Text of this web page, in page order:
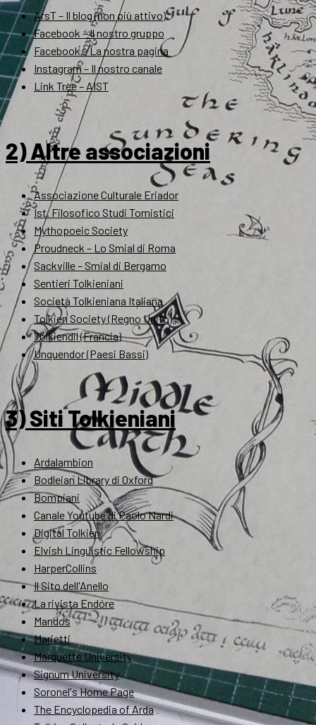
ArsT – Il blog (non più attivo)
Facebook – Il nostro gruppo
Facebook – La nostra pagina
Instagram – Il nostro canale
Link Tree – AIST
2) Altre associazioni
Associazione Culturale Eriador
Ist. Filosofico Studi Tomistici
Mythopoeic Society
Proudneck – Lo Smial di Roma
Sackville – Smial di Bergamo
Sentieri Tolkieniani
Società Tolkieniana Italiana
Tolkien Society (Regno Unito)
Tolkiendil (Francia)
Unquendor (Paesi Bassi)
3) Siti Tolkieniani
Ardalambion
Bodleian Library di Oxford
Bompiani
Canale Youtube di Paolo Nardi
Digital Tolkien
Elvish Linguistic Fellowship
HarperCollins
Il Sito dell'Anello
La rivista Endóre
Mandos
Marietti
Marquette University
Signum University
Soronel's Home Page
The Encyclopedia of Arda